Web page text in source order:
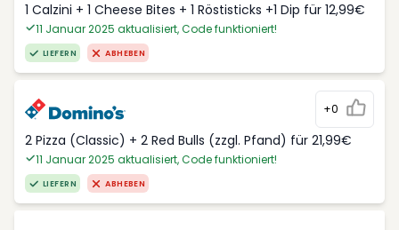
1 Calzini + 1 Cheese Bites + 1 Röstisticks +1 Dip für 12,99€
11 Januar 2025 aktualisiert, Code funktioniert!
LIEFERN ABHEBEN
+0
2 Pizza (Classic) + 2 Red Bulls (zzgl. Pfand) für 21,99€
11 Januar 2025 aktualisiert, Code funktioniert!
LIEFERN ABHEBEN